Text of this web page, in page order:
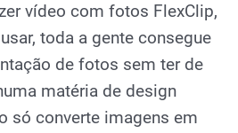
vídeo com fotos FlexClip,
toda a gente consegue
de fotos sem ter de
matéria de design
só converte imagens em